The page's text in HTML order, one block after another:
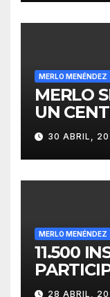
MERLO MENÉNDEZ
MERLO
UN
PARA EL
30 ABRIL,
MERLO MENÉNDEZ
11.500
CORRE
28 ABRIL,